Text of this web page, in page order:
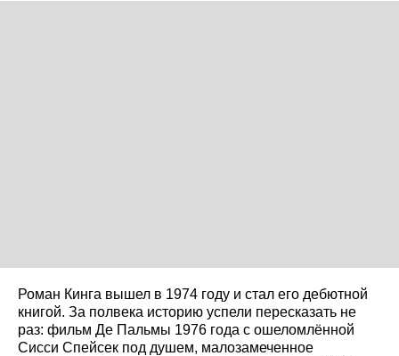
Роман Кинга вышел в 1974 году и стал его дебютной
книгой. За полвека историю успели пересказать не
раз: фильм Де Пальмы 1976 года с ошеломлённой
Сисси Спейсек под душем, малозамеченное